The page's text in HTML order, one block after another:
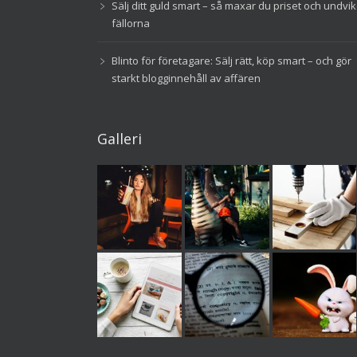
Sälj ditt guld smart – så maxar du priset och
fällorna
Blinto för företagare: Sälj rätt, köp smart – och gör
starkt blogginnehåll av affären
Galleri